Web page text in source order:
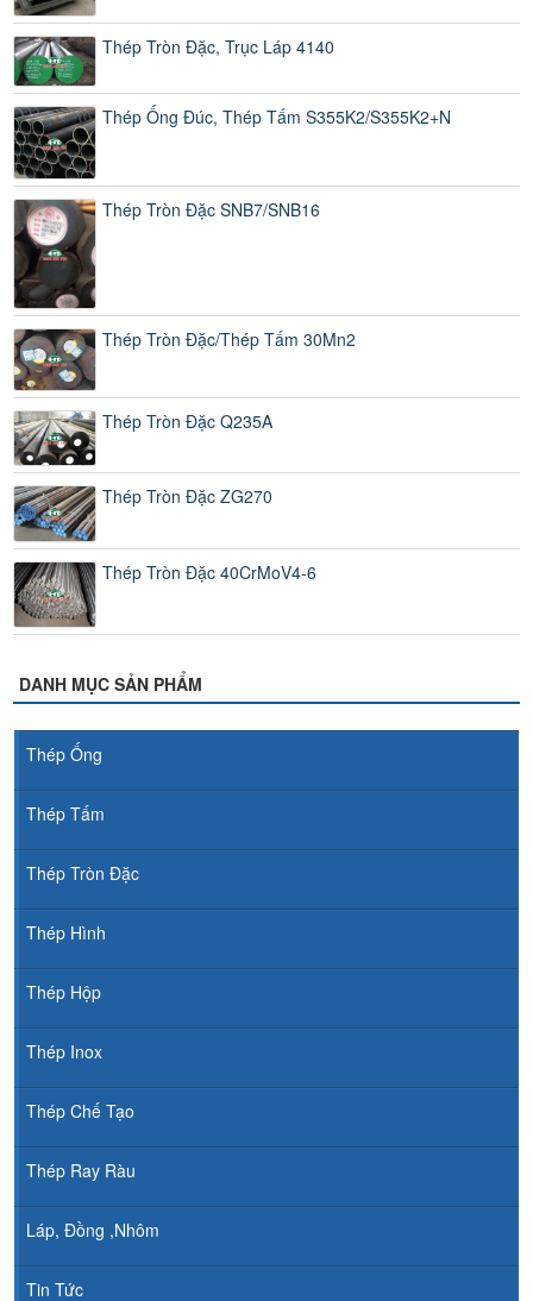
Thép Tròn Đặc, Trục Láp 4140
Thép Ống Đúc, Thép Tấm S355K2/S355K2+N
Thép Tròn Đặc SNB7/SNB16
Thép Tròn Đặc/Thép Tấm 30Mn2
Thép Tròn Đặc Q235A
Thép Tròn Đặc ZG270
Thép Tròn Đặc 40CrMoV4-6
DANH MỤC SẢN PHẨM
Thép Ống
Thép Tấm
Thép Tròn Đặc
Thép Hình
Thép Hộp
Thép Inox
Thép Chế Tạo
Thép Ray Ràu
Láp, Đồng ,Nhôm
Tin Tức